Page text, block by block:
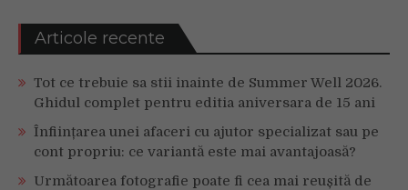
multe
Articole recente
Tot ce trebuie sa stii inainte de Summer Well 2026.
Ghidul complet pentru editia aniversara de 15 ani
Înființarea unei afaceri cu ajutor specializat sau pe
cont propriu: ce variantă este mai avantajoasă?
Următoarea fotografie poate fi cea mai reușită de